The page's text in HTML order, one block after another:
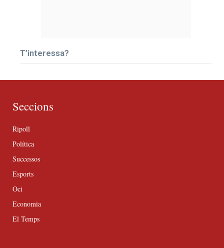
T’interessa?
Seccions
Ripoll
Política
Successos
Esports
Oci
Economia
El Temps